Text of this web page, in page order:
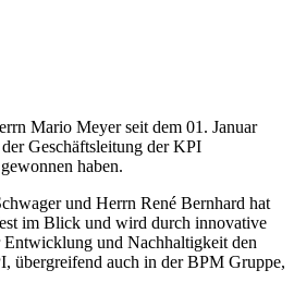
Mario Meyer seit dem 01. Januar
Geschäftsleitung der KPI
haben.
und Herrn René Bernhard hat
im Blick und wird durch innovative
und Nachhaltigkeit den
übergreifend auch in der BPM Gruppe,